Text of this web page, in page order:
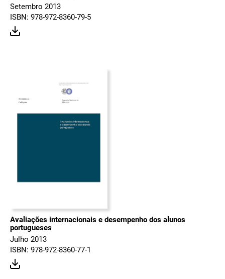
Setembro 2013
ISBN: 978-972-8360-79-5
Avaliações internacionais e desempenho dos alunos
portugueses
Julho 2013
ISBN: 978-972-8360-77-1